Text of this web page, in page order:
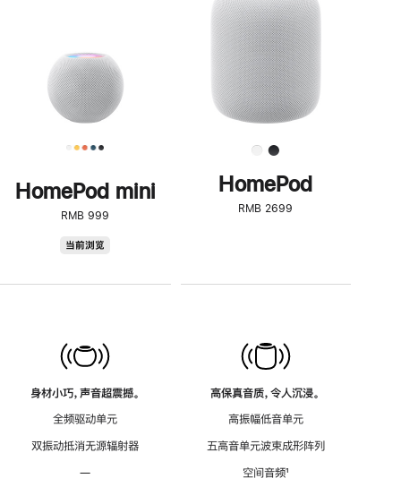
HomePod mini
RMB 999
当前浏览
身材小巧，声音超震撼。
全频驱动单元
双振动抵消无源辐射器
—
了
解
HomePod<
HomePod
RMB 2699
高保真音质，令人沉浸。
高振幅低音单元
五高音单元波束成形阵列
空间音频脚
¹